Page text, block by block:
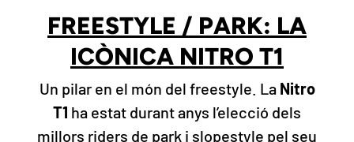
FREESTYLE / PARK: LA
ICÒNICA NITRO T1
Un pilar en el món del freestyle. La Nitro
T1 ha estat durant anys l’elecció dels
millors riders de park i slopestyle pel seu